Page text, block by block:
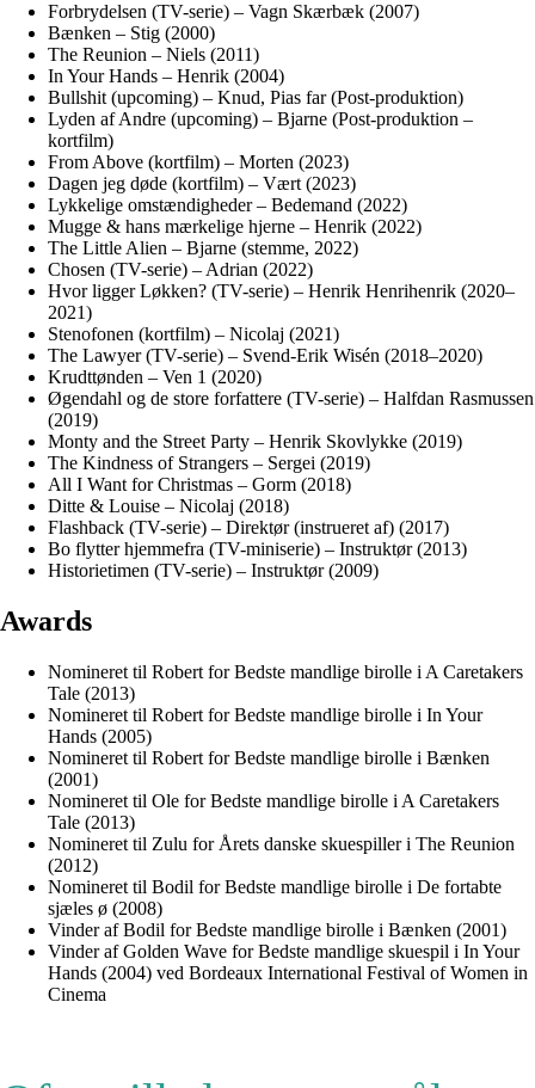
Forbrydelsen (TV-serie) – Vagn Skærbæk (2007)
Bænken – Stig (2000)
The Reunion – Niels (2011)
In Your Hands – Henrik (2004)
Bullshit (upcoming) – Knud, Pias far (Post-produktion)
Lyden af Andre (upcoming) – Bjarne (Post-produktion –
kortfilm)
From Above (kortfilm) – Morten (2023)
Dagen jeg døde (kortfilm) – Vært (2023)
Lykkelige omstændigheder – Bedemand (2022)
Mugge & hans mærkelige hjerne – Henrik (2022)
The Little Alien – Bjarne (stemme, 2022)
Chosen (TV-serie) – Adrian (2022)
Hvor ligger Løkken? (TV-serie) – Henrik Henrihenrik (2020–
2021)
Stenofonen (kortfilm) – Nicolaj (2021)
The Lawyer (TV-serie) – Svend-Erik Wisén (2018–2020)
Krudttønden – Ven 1 (2020)
Øgendahl og de store forfattere (TV-serie) – Halfdan Rasmussen
(2019)
Monty and the Street Party – Henrik Skovlykke (2019)
The Kindness of Strangers – Sergei (2019)
All I Want for Christmas – Gorm (2018)
Ditte & Louise – Nicolaj (2018)
Flashback (TV-serie) – Direktør (instrueret af) (2017)
Bo flytter hjemmefra (TV-miniserie) – Instruktør (2013)
Historietimen (TV-serie) – Instruktør (2009)
Awards
Nomineret til Robert for Bedste mandlige birolle i A Caretakers
Tale (2013)
Nomineret til Robert for Bedste mandlige birolle i In Your
Hands (2005)
Nomineret til Robert for Bedste mandlige birolle i Bænken
(2001)
Nomineret til Ole for Bedste mandlige birolle i A Caretakers
Tale (2013)
Nomineret til Zulu for Årets danske skuespiller i The Reunion
(2012)
Nomineret til Bodil for Bedste mandlige birolle i De fortabte
sjæles ø (2008)
Vinder af Bodil for Bedste mandlige birolle i Bænken (2001)
Vinder af Golden Wave for Bedste mandlige skuespil i In Your
Hands (2004) ved Bordeaux International Festival of Women in
Cinema